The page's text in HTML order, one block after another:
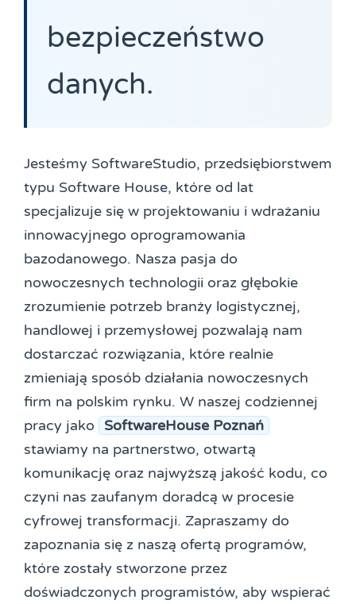
bezpieczeństwo
danych.
Jesteśmy SoftwareStudio, przedsiębiorstwem
typu Software House, które od lat
specjalizuje się w projektowaniu i wdrażaniu
innowacyjnego oprogramowania
bazodanowego. Nasza pasja do
nowoczesnych technologii oraz głębokie
zrozumienie potrzeb branży logistycznej,
handlowej i przemysłowej pozwalają nam
dostarczać rozwiązania, które realnie
zmieniają sposób działania nowoczesnych
firm na polskim rynku. W naszej codziennej
pracy jako
SoftwareHouse Poznań
stawiamy na partnerstwo, otwartą
komunikację oraz najwyższą jakość kodu, co
czyni nas zaufanym doradcą w procesie
cyfrowej transformacji. Zapraszamy do
zapoznania się z naszą ofertą programów,
które zostały stworzone przez
doświadczonych programistów, aby wspierać